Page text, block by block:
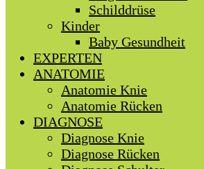
Schilddrüse
Kinder
Baby Gesundheit
EXPERTEN
ANATOMIE
Anatomie Knie
Anatomie Rücken
DIAGNOSE
Diagnose Knie
Diagnose Rücken